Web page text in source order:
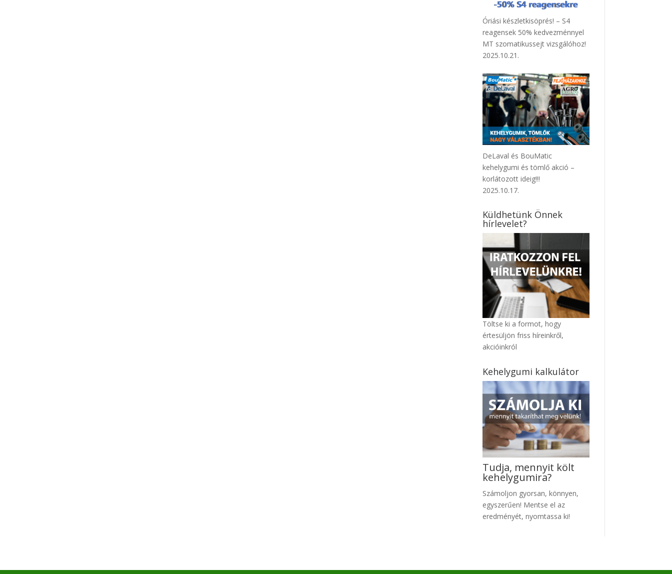
Óriási készletkisöprés! – S4
reagensek 50% kedvezménnyel
MT szomatikussejt vizsgálóhoz!
2025.10.21.
DeLaval és BouMatic
kehelygumi és tömlő akció –
korlátozott ideig!!!
2025.10.17.
Küldhetünk Önnek
hírlevelet?
Töltse ki a formot, hogy
értesüljön friss híreinkről,
akcióinkról
Kehelygumi kalkulátor
Tudja, mennyit költ
kehelygumira?
Számoljon gyorsan, könnyen,
egyszerűen! Mentse el az
eredményét, nyomtassa ki!